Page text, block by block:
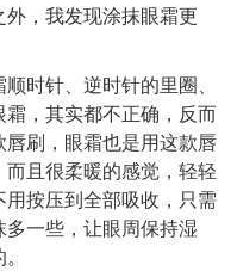
，我发现涂抹眼霜更
时针、逆时针的里圈、
，其实都不正确，反而
刷，眼霜也是用这款唇
且很柔暖的感觉，轻轻
按压到全部吸收，只需
一些，让眼周保持湿